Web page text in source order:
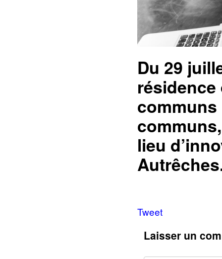
Du 29
résidence
communs
lieu
Tweet
Laisser un